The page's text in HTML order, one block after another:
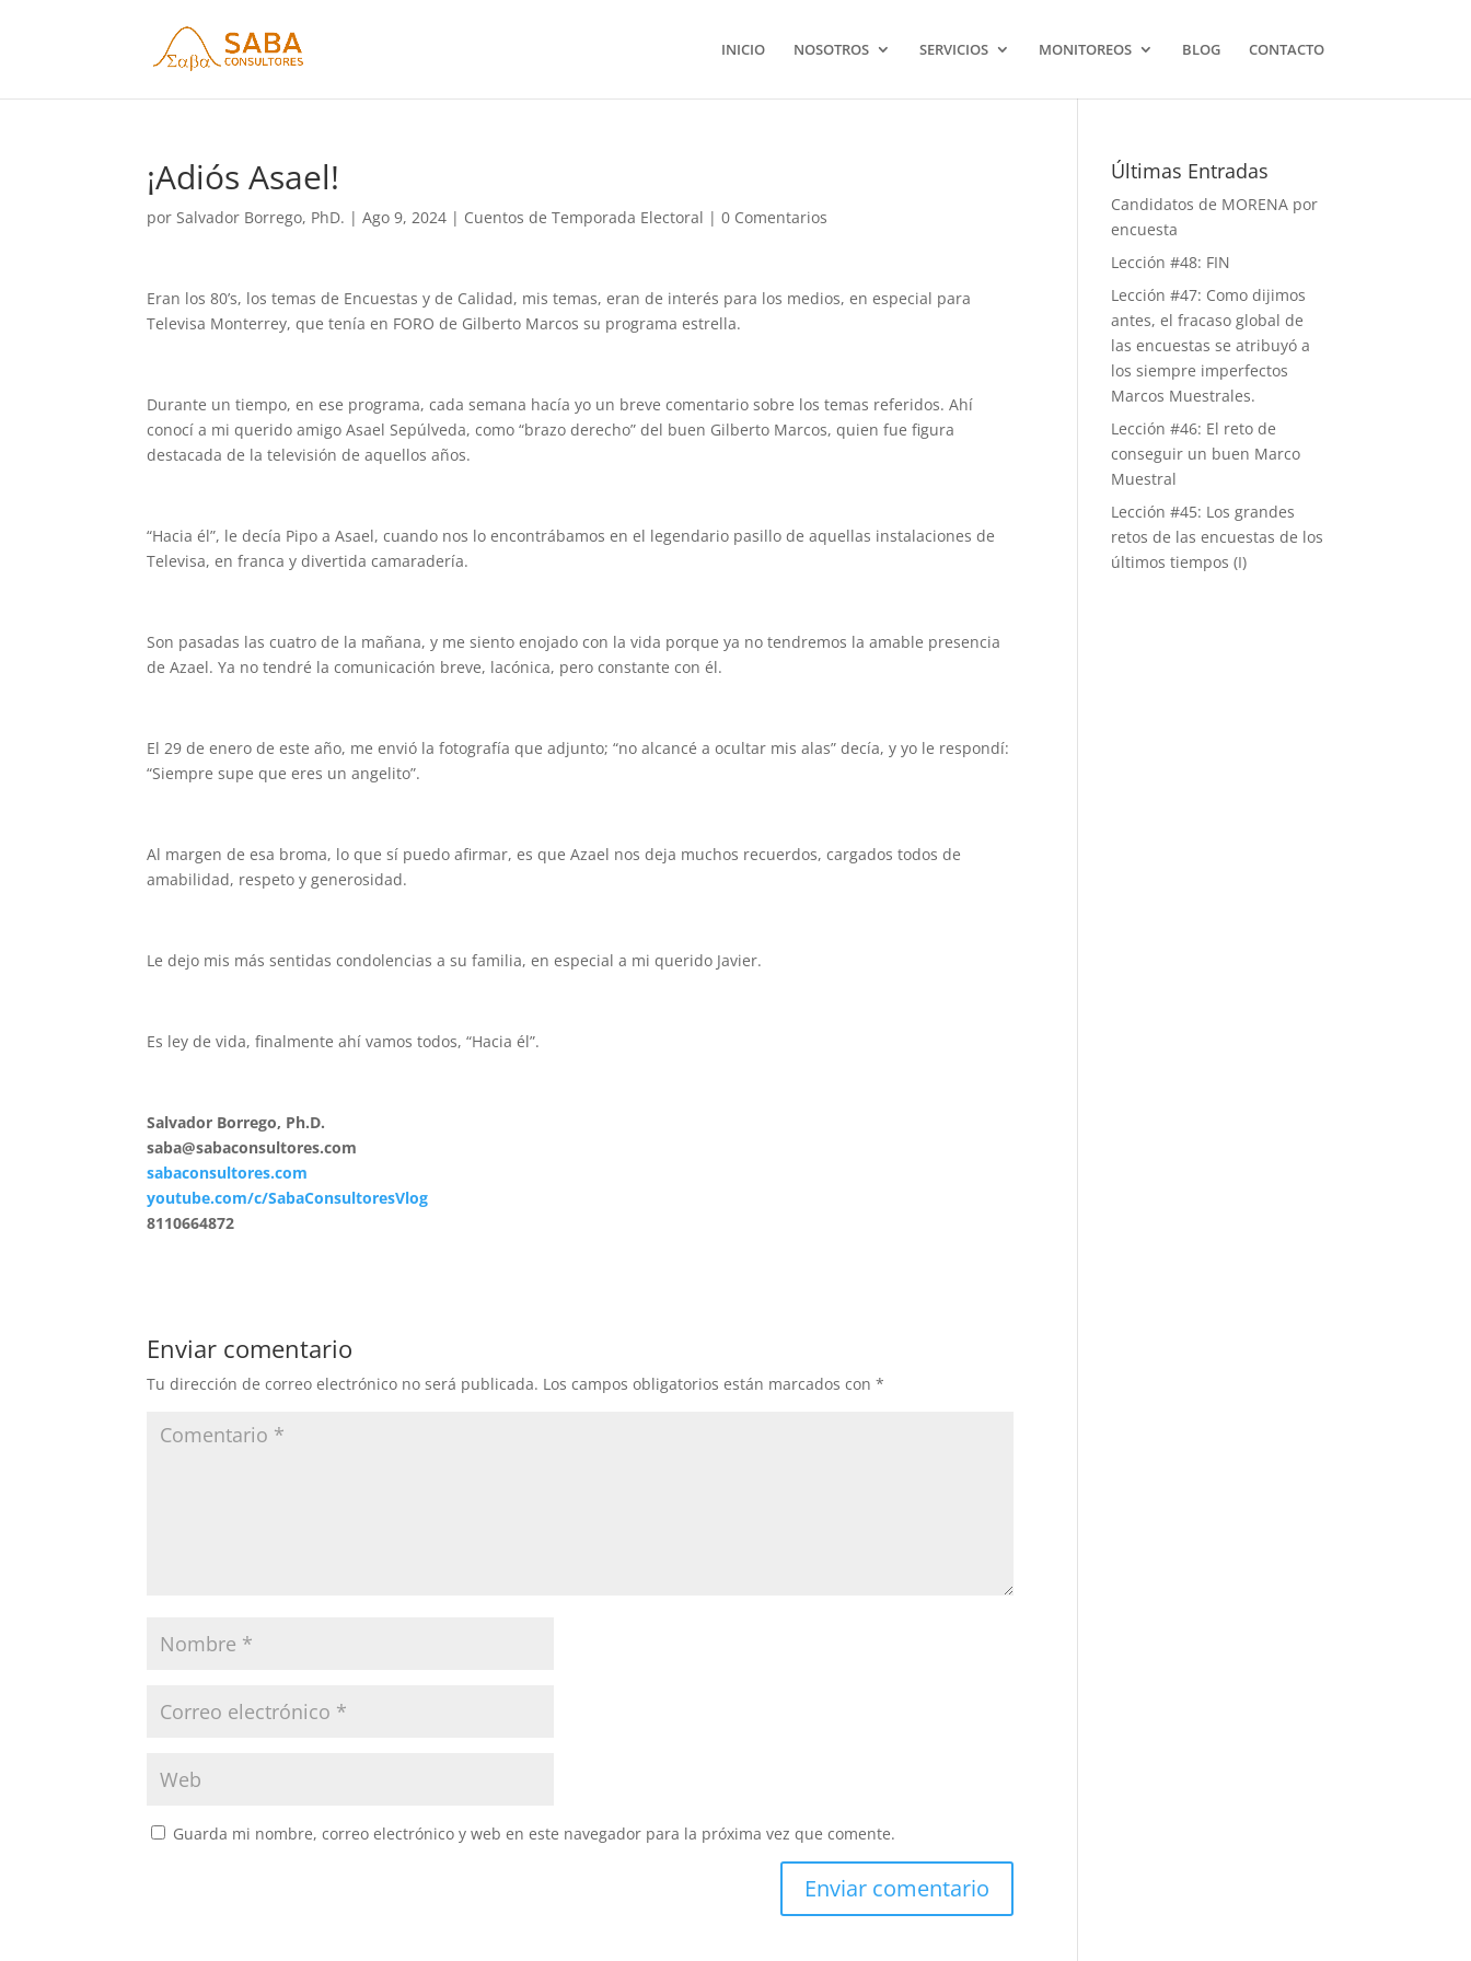
INICIO NOSOTROS SERVICIOS MONITOREOS BLOG CONTACTO
¡Adiós Asael!
porSalvador Borrego, PhD. |Ago 9, 2024 | Cuentos de Temporada Electoral |0 Comentarios
Eran los 80’s, los temas de Encuestas y de Calidad, mis temas, eran de interés para los medios, en especial para
Televisa Monterrey, que tenía en FORO de Gilberto Marcos su programa estrella.
Durante un tiempo, en ese programa, cada semana hacía yo un breve comentario sobre los temas referidos. Ahí
conocí a mi querido amigo Asael Sepúlveda, como “brazo derecho” del buen Gilberto Marcos, quien fue figura
destacada de la televisión de aquellos años.
“Hacia él”, le decía Pipo a Asael, cuando nos lo encontrábamos en el legendario pasillo de aquellas instalaciones de
Televisa, en franca y divertida camaradería.
Son pasadas las cuatro de la mañana, y me siento enojado con la vida porque ya no tendremos la amable presencia
de Azael. Ya no tendré la comunicación breve, lacónica, pero constante con él.
El 29 de enero de este año, me envió la fotografía que adjunto; “no alcancé a ocultar mis alas” decía, y yo le respondí:
“Siempre supe que eres un angelito”.
Al margen de esa broma, lo que sí puedo afirmar, es que Azael nos deja muchos recuerdos, cargados todos de
amabilidad, respeto y generosidad.
Le dejo mis más sentidas condolencias a su familia, en especial a mi querido Javier.
Es ley de vida, finalmente ahí vamos todos, “Hacia él”.
Salvador Borrego, Ph.D.
saba@sabaconsultores.com
sabaconsultores.com
youtube.com/c/SabaConsultoresVlog
8110664872
Enviar comentario
Tu dirección de correo electrónico no será publicada. Los campos obligatorios están marcados con*
Guarda mi nombre, correo electrónico y web en este navegador para la próxima vez que comente.
Últimas Entradas
Candidatos de MORENA por
encuesta
Lección #48: FIN
Lección #47: Como dijimos
antes, el fracaso global de
las encuestas se atribuyó a
los siempre imperfectos
Marcos Muestrales.
Lección #46: El reto de
conseguir un buen Marco
Muestral
Lección #45: Los grandes
retos de las encuestas de los
últimos tiempos (I)